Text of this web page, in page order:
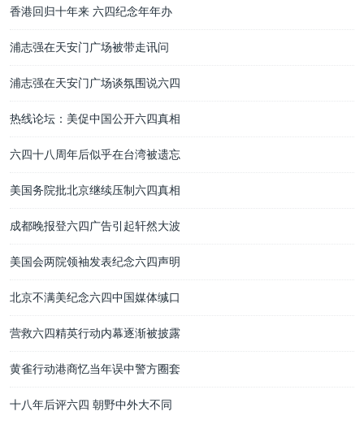
香港回归十年来 六四纪念年年办
浦志强在天安门广场被带走讯问
浦志强在天安门广场谈氛围说六四
热线论坛：美促中国公开六四真相
六四十八周年后似乎在台湾被遗忘
美国务院批北京继续压制六四真相
成都晚报登六四广告引起轩然大波
美国会两院领袖发表纪念六四声明
北京不满美纪念六四中国媒体缄口
营救六四精英行动内幕逐渐被披露
黄雀行动港商忆当年误中警方圈套
十八年后评六四 朝野中外大不同